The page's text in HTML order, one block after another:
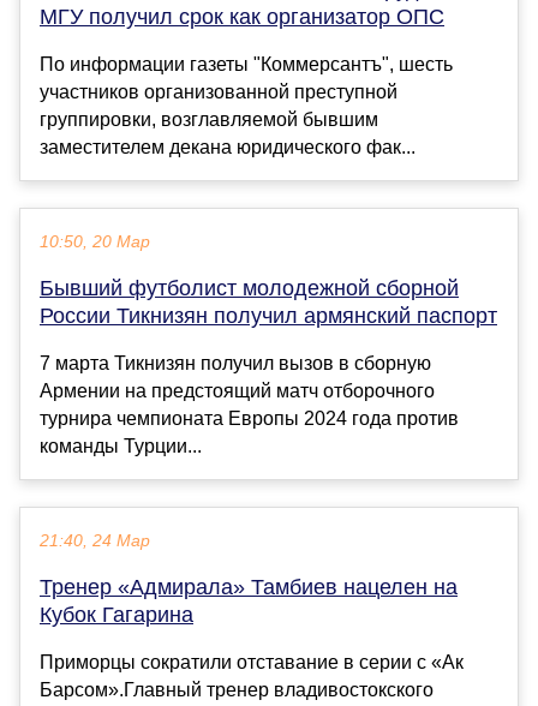
МГУ получил срок как организатор ОПС
По информации газеты "Коммерсантъ", шесть
участников организованной преступной
группировки, возглавляемой бывшим
заместителем декана юридического фак...
10:50, 20 Мар
Бывший футболист молодежной сборной
России Тикнизян получил армянский паспорт
7 марта Тикнизян получил вызов в сборную
Армении на предстоящий матч отборочного
турнира чемпионата Европы 2024 года против
команды Турции...
21:40, 24 Мар
Тренер «Адмирала» Тамбиев нацелен на
Кубок Гагарина
Приморцы сократили отставание в серии с «Ак
Барсом».Главный тренер владивостокского